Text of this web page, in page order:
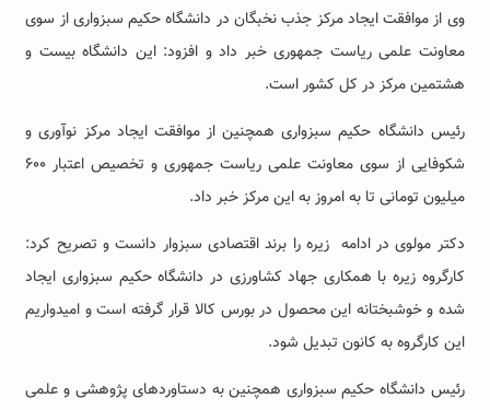
وی از موافقت ایجاد مرکز جذب نخبگان در دانشگاه حکیم سبزواری از سوی
معاونت علمی ریاست جمهوری خبر داد و افزود: این دانشگاه بیست و
هشتمین مرکز در کل کشور است.
رئیس دانشگاه حکیم سبزواری همچنین از موافقت ایجاد مرکز نوآوری و
شکوفایی از سوی معاونت علمی ریاست جمهوری و تخصیص اعتبار ۶۰۰
میلیون تومانی تا به امروز به این مرکز خبر داد.
دکتر مولوی در ادامه زیره را برند اقتصادی سبزوار دانست و تصریح کرد:
کارگروه زیره با همکاری جهاد کشاورزی در دانشگاه حکیم سبزواری ایجاد
شده و خوشبختانه این محصول در بورس کالا قرار گرفته است و امیدواریم
این کارگروه به کانون تبدیل شود.
رئیس دانشگاه حکیم سبزواری همچنین به دستاوردهای پژوهشی و علمی